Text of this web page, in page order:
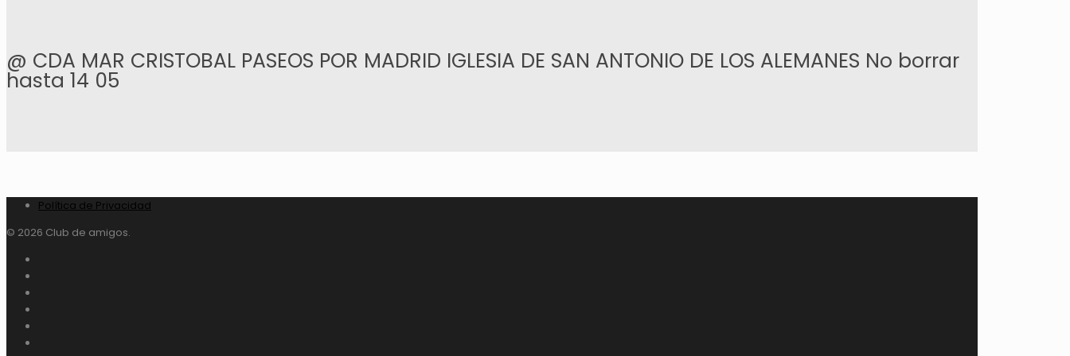
@ CDA MAR CRISTOBAL PASEOS POR MADRID IGLESIA DE SAN ANTONIO DE LOS ALEMANES No borrar
hasta 14 05
Política de Privacidad
© 2026 Club de amigos.